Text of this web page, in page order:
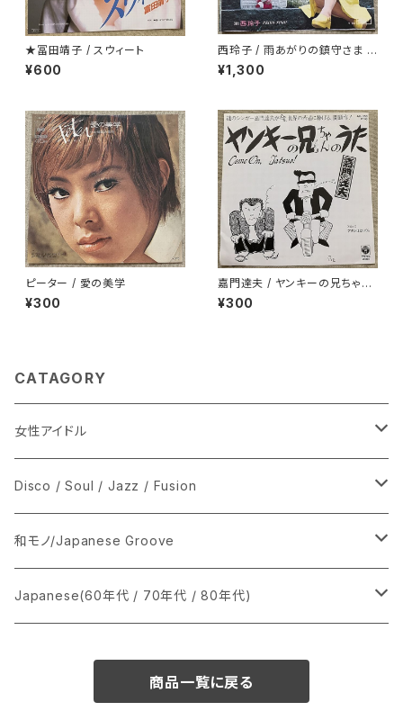
★冨田靖子 / スウィート
¥600
西玲子 / 雨あがりの鎮守さま プ
ロモ
¥1,300
ピーター / 愛の美学
¥300
嘉門達夫 / ヤンキーの兄ちゃん
のうた
¥300
CATAGORY
女性アイドル
シングル盤
あ行
か行
LP
CD
Disco / Soul / Jazz / Fusion
シングル盤
A
12インチ・シングル
和モノ/Japanese Groove
シングル盤
Japanese(60年代 / 70年代 / 80年代)
商品一覧に戻る